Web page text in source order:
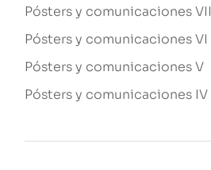
Pósters y comunicaciones VII
Pósters y comunicaciones VI
Pósters y comunicaciones V
Pósters y comunicaciones IV